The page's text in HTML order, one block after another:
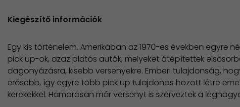
Kiegészítő információk
Egy kis történelem. Amerikában az 1970-es években egyre
pick up-ok, azaz platós autók, melyeket átépítettek
dagonyázásra, kisebb versenyekre. Emberi tulajdonság,
erősebb, így egyre több pick up tulajdonos hozott létre
kerekekkel. Hamarosan már versenyt is szerveztek a